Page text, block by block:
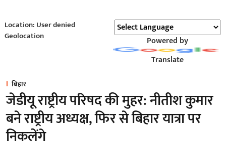
Location: User denied
Geolocation
Powered by
Translate
बिहार
जेडीयू राष्ट्रीय परिषद की मुहर: नीतीश कुमार
बने राष्ट्रीय अध्यक्ष, फिर से बिहार यात्रा पर
निकलेंगे